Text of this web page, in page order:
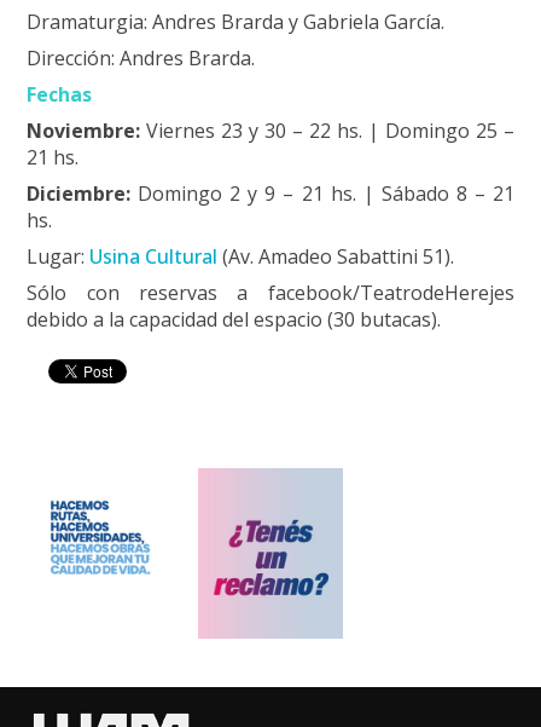
Dramaturgia: Andres Brarda y Gabriela García.
Dirección: Andres Brarda.
Fechas
Noviembre:Viernes 23 y 30 – 22 hs. | Domingo 25 –
21 hs.
Diciembre: Domingo 2 y 9 – 21 hs. | Sábado 8 – 21
hs.
Lugar: Usina Cultural (Av. Amadeo Sabattini 51).
Sólo con reservas a facebook/TeatrodeHerejes
debido a la capacidad del espacio (30 butacas).